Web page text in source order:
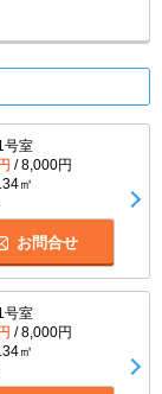
号室
/ 8,000円
㎡
お問合せ
号室
/ 8,000円
㎡